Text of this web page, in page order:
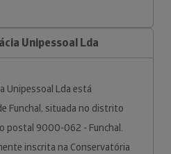
Unipessoal Lda
Unipessoal Lda está
Funchal, situada no distrito
postal 9000-062 - Funchal.
inscrita na Conservatória